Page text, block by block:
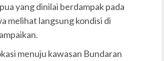
yang dinilai berdampak pada
melihat langsung kondisi di
menuju kawasan Bundaran